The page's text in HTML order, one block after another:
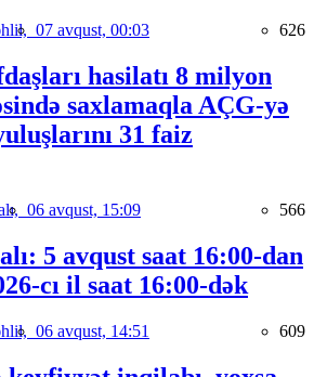
07 avqust, 00:03 626
hasilatı 8 milyon
saxlamaqla AÇG-yə
31 faiz
06 avqust, 15:09 566
5 avqust saat 16:00-dan
cı il saat 16:00-dək
06 avqust, 14:51 609